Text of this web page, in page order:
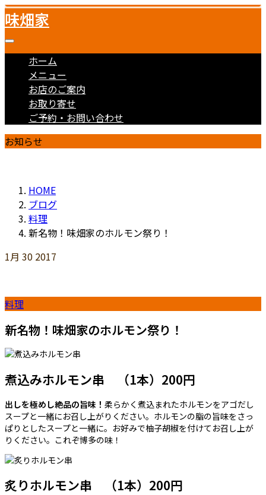
味畑家
ホーム
メニュー
お店のご案内
お取り寄せ
ご予約・お問い合わせ
お知らせ
HOME
ブログ
料理
新名物！味畑家のホルモン祭り！
1月 30 2017
料理
新名物！味畑家のホルモン祭り！
煮込みホルモン串 （1本）200円
出しを極めし絶品の旨味！ 柔らかく煮込まれたホルモンをアゴだし
スープと一緒にお召し上がりください。ホルモンの脂の旨味をさっ
ぱりとしたスープと一緒に。お好みで柚子胡椒を付けてお召し上が
りください。これぞ博多の味！
炙りホルモン串 （1本）200円